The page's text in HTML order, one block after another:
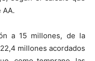
AA.
a 15 millones, de la
millones acordados